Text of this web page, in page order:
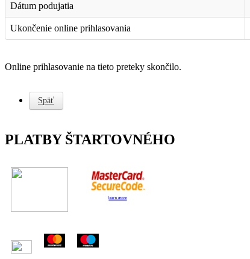
Dátum podujatia
Ukončenie online prihlasovania
Online prihlasovanie na tieto preteky skončilo.
Späť
PLATBY ŠTARTOVNÉHO